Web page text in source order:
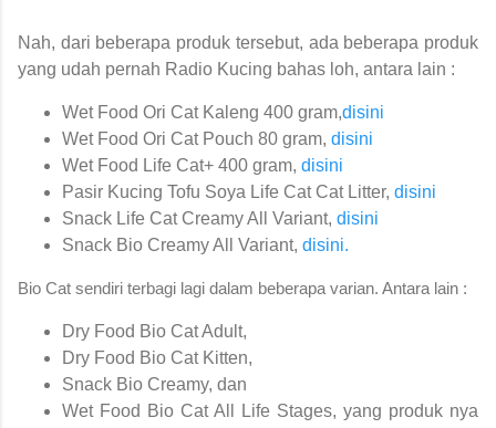
Nah, dari beberapa produk tersebut, ada beberapa produk
yang udah pernah Radio Kucing bahas loh, antara lain :
Wet Food Ori Cat Kaleng 400 gram,disini
Wet Food Ori Cat Pouch 80 gram, disini
Wet Food Life Cat+ 400 gram, disini
Pasir Kucing Tofu Soya Life Cat Cat Litter, disini
Snack Life Cat Creamy All Variant, disini
Snack Bio Creamy All Variant, disini.
Bio Cat sendiri terbagi lagi dalam beberapa varian. Antara lain :
Dry Food Bio Cat Adult,
Dry Food Bio Cat Kitten,
Snack Bio Creamy, dan
Wet Food Bio Cat All Life Stages, yang produk nya